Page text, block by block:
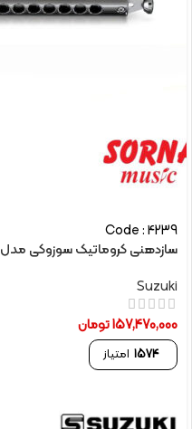
Code : 4239
سازدهنی کروماتیک سوزوکی مدل G 48W گام C
Suzuki
157,470,000تومان
1574 امتیاز